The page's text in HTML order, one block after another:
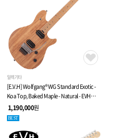
일렉기타
[E.V.H] Wolfgang® WG Standard Exotic -
Koa Top, Baked Maple - Natural - EVH
울프강 WG 스탠다드 시리즈
1,190,000원
BEST